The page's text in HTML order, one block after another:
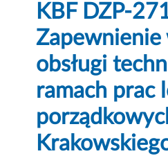
KBF DZP-
obsługi
ramach prac